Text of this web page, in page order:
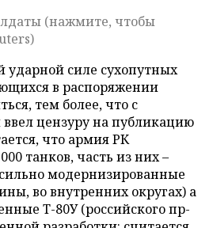
(нажмите, чтобы
ударной силе сухопутных
в распоряжении
тем более, что с
цензуру на публикацию
что армия РК
танков, часть из них –
модернизированные
во внутренних округах) а
Т-80У (российского пр-